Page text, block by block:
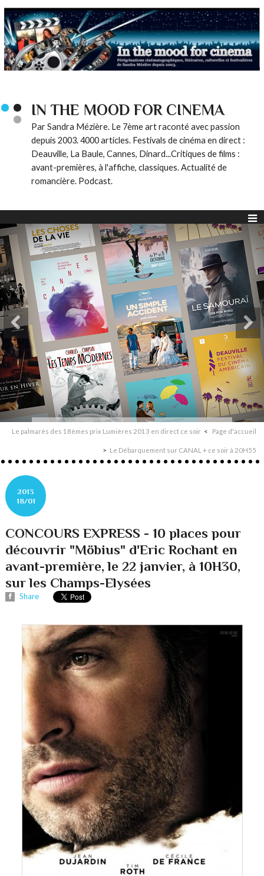
IN THE MOOD FOR CINEMA
Par Sandra Mézière. Le 7ème art raconté avec passion
depuis 2003. 4000 articles. Festivals de cinéma en direct :
Deauville, La Baule, Cannes, Dinard...Critiques de films :
avant-premières, à l'affiche, classiques. Actualité de
romancière. Podcast.
Le palmarès des 18èmes prix Lumières 2013 en direct ce soir Page d'accueil
Le Débarquement sur CANAL + ce soir à 20H55
2013
18/01
CONCOURS EXPRESS - 10 places pour
découvrir "Möbius" d'Eric Rochant en
avant-première, le 22 janvier, à 10H30,
sur les Champs-Elysées
Share